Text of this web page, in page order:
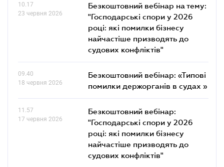
10.17
23 червня 2026
Безкоштовний вебінар на тему:
"Господарські спори у 2026
році: які помилки бізнесу
найчастіше призводять до
судових конфліктів"
09.40
18 червня 2026
Безкоштовний вебінар: «Типові
помилки держорганів в судах »
11.57
17 червня 2026
Безкоштовний вебінар:
"Господарські спори у 2026
році: які помилки бізнесу
найчастіше призводять до
судових конфліктів"